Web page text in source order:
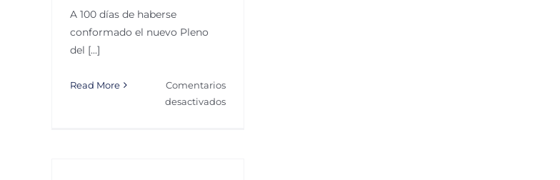
A 100 días de haberse
conformado el nuevo Pleno
del [...]
Read More
Comentarios
desactivadosen